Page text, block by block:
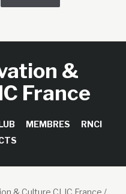
&
France
MEMBRES
RNCI
& Culture CLIC France /